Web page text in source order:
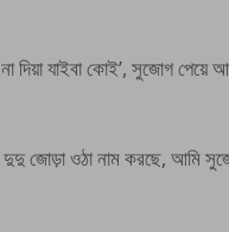
দিয়া যাইবা কোই’, সুজোগ পেয়ে
জোড়া ওঠা নাম করছে, আমি